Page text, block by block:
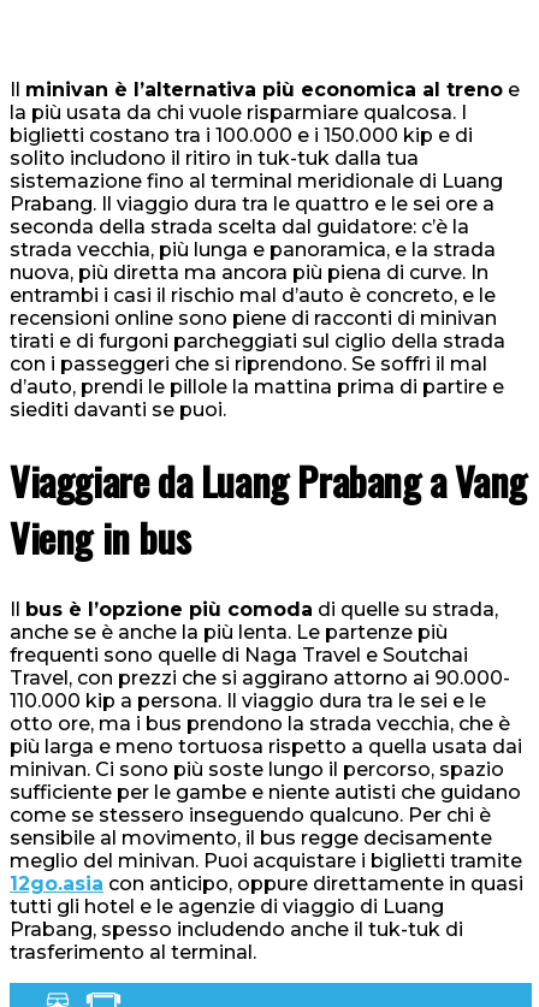
Il minivan è l’alternativa più economica al treno e
la più usata da chi vuole risparmiare qualcosa. I
biglietti costano tra i 100.000 e i 150.000 kip e di
solito includono il ritiro in tuk-tuk dalla tua
sistemazione fino al terminal meridionale di Luang
Prabang. Il viaggio dura tra le quattro e le sei ore a
seconda della strada scelta dal guidatore: c’è la
strada vecchia, più lunga e panoramica, e la strada
nuova, più diretta ma ancora più piena di curve. In
entrambi i casi il rischio mal d’auto è concreto, e le
recensioni online sono piene di racconti di minivan
tirati e di furgoni parcheggiati sul ciglio della strada
con i passeggeri che si riprendono. Se soffri il mal
d’auto, prendi le pillole la mattina prima di partire e
siediti davanti se puoi.
Viaggiare da Luang Prabang a Vang
Vieng in bus
Il bus è l’opzione più comoda di quelle su strada,
anche se è anche la più lenta. Le partenze più
frequenti sono quelle di Naga Travel e Soutchai
Travel, con prezzi che si aggirano attorno ai 90.000-
110.000 kip a persona. Il viaggio dura tra le sei e le
otto ore, ma i bus prendono la strada vecchia, che è
più larga e meno tortuosa rispetto a quella usata dai
minivan. Ci sono più soste lungo il percorso, spazio
sufficiente per le gambe e niente autisti che guidano
come se stessero inseguendo qualcuno. Per chi è
sensibile al movimento, il bus regge decisamente
meglio del minivan. Puoi acquistare i biglietti tramite
12go.asia con anticipo, oppure direttamente in quasi
tutti gli hotel e le agenzie di viaggio di Luang
Prabang, spesso includendo anche il tuk-tuk di
trasferimento al terminal.